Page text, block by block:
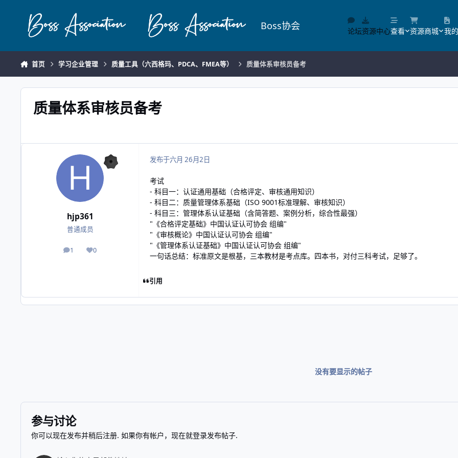
Boss协会 论坛资源中心查看 资源商城 我
首页 学习企业管理 质量工具（六西格玛、PDCA、FMEA等） 质量体系审核员备考
质量体系审核员备考
hjp361
普通成员
1
帖子 0
声誉
发布于六月 26月2日
考试
- 科目一：认证通用基础（合格评定、审核通用知识）
- 科目二：质量管理体系基础（ISO 9001标准理解、审核知识）
- 科目三：管理体系认证基础（含简答题、案例分析，综合性最强）
"《合格评定基础》中国认证认可协会 组编"
"《审核概论》中国认证认可协会 组编"
"《管理体系认证基础》中国认证认可协会 组编"
一句话总结：标准原文是根基，三本教材是考点库。四本书，对付三科考试，足够了。
引用
没有要显示的帖子
参与讨论
你可以现在发布并稍后注册. 如果你有帐户， 现在就登录发布帖子.